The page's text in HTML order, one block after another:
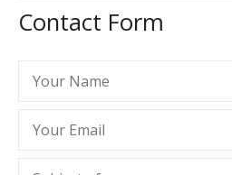
Contact Form